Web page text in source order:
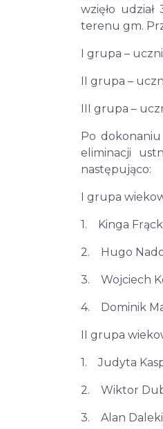
wzięło
terenu gm.
I grupa –
II grupa –
III grupa –
Po
eliminacji
następująco:
I grupa
1. Kinga
2. Hugo
3. Wojciech
4. Dominik
II grupa
1. Judyta
2. Wiktor
3. Alan Daleki